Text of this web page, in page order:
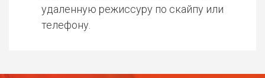
удаленную режиссуру по скайпу или
телефону.